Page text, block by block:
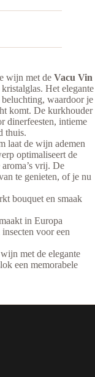
wijn met de Vacu Vin
Het elegante
waardoor je
komt. De kurkhouder
dinerfeesten, intieme
thuis.
laat de wijn ademen
optimaliseert de
vrij. De
te genieten, of je nu
bouquet en smaak
in Europa
voor een
met de elegante
een memorabele